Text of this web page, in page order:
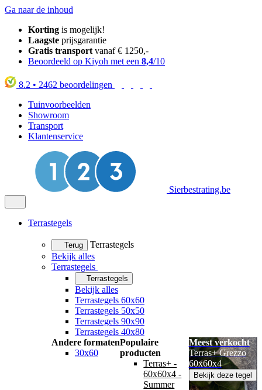
Ga naar de inhoud
Korting is mogelijk!
Laagste prijsgarantie
Gratis transport vanaf € 1250,-
Beoordeeld op Kiyoh met een 8,4/10
8.2 • 2462 beoordelingen
Tuinvoorbeelden
Showroom
Transport
Klantenservice
Sierbestrating.be
Terrastegels
Terug
Terrastegels
Bekijk alles
Terrastegels
Terrastegels
Bekijk alles
Terrastegels 60x60
Terrastegels 50x50
Terrastegels 90x90
Terrastegels 40x80
Andere formaten
30x60
Populaire
producten
Terras+ -
60x60x4 -
Summer
Meest verkocht
Terras+ Grezzo
60x60x4
Bekijk deze tegel